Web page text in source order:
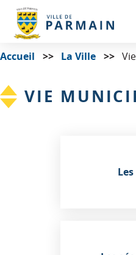
Accueil La Ville
VIE